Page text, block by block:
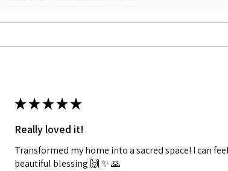
★★★★★
Really loved it!
Transformed my home into a sacred space! I can
beautiful blessing 🙌 ✨️ 🙏